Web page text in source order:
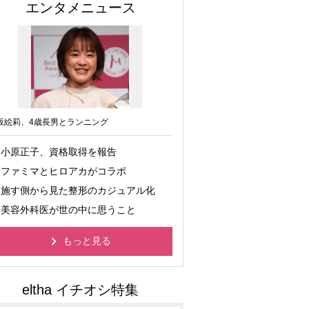
エンタメニュース
絵莉、4歳長男とランニング
小原正子、資格取得を報告
ファミマとヒロアカがコラボ
施す側から見た整形のカジュアル化
美容外科医が世の中に思うこと
もっと見る